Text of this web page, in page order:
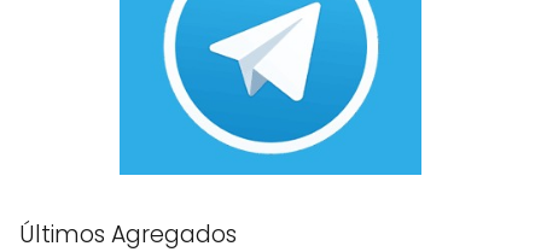
Últimos Agregados